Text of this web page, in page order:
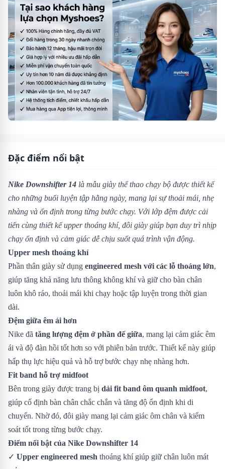
Đặc điểm nổi bật
Nike Downshifter 14 là mẫu giày thể thao chạy bộ được thiết kế
cho những buổi luyện tập hằng ngày, mang lại sự thoải mái, nhẹ
nhàng và ổn định trong từng bước chạy. Với lớp đệm được cải
tiến cùng thiết kế upper thoáng khí, đôi giày giúp bạn duy trì nhịp
chạy ổn định và cảm giác dễ chịu suốt quá trình vận động.
Upper mesh thoáng khí
Phần thân giày sử dụng engineered mesh với các lỗ thoáng lớn,
giúp tăng khả năng lưu thông không khí và giữ cho bàn chân
luôn khô ráo, thoải mái khi chạy hoặc tập luyện trong thời gian
dài.
Đệm giữa êm ái hơn
Nike đã tăng lượng đệm ở phần đế giữa, mang lại cảm giác êm
ái và độ đàn hồi tốt hơn so với phiên bản trước. Thiết kế này giúp
hấp thụ lực hiệu quả và hỗ trợ bước chạy nhẹ nhàng hơn.
Fit band hỗ trợ midfoot
Bên trong giày được trang bị dải fit band ôm quanh midfoot,
giúp cố định bàn chân chắc chắn và tăng độ ổn định khi di
chuyển. Nhờ đó, đôi giày mang lại cảm giác ôm chân và kiểm
soát tốt trong từng bước chạy.
Điểm nổi bật của Nike Downshifter 14
✓ Upper engineered mesh thoáng khí giúp giữ chân luôn mát